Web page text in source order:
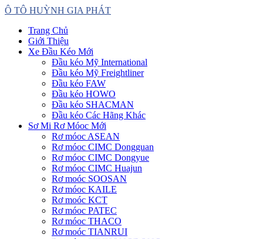
Ô TÔ HUỲNH GIA PHÁT
Trang Chủ
Giới Thiệu
Xe Đầu Kéo Mới
Đầu kéo Mỹ International
Đầu kéo Mỹ Freightliner
Đầu kéo FAW
Đầu kéo HOWO
Đầu kéo SHACMAN
Đầu kéo Các Hãng Khác
Sơ Mi Rơ Móoc Mới
Rơ móoc ASEAN
Rơ móoc CIMC Dongguan
Rơ móoc CIMC Dongyue
Rơ móoc CIMC Huajun
Rơ moóc SOOSAN
Rơ móoc KAILE
Rơ moóc KCT
Rơ móoc PATEC
Rơ móoc THACO
Rơ moóc TIANRUI